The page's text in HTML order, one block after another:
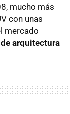
mucho más
con unas
mercado
arquitectura